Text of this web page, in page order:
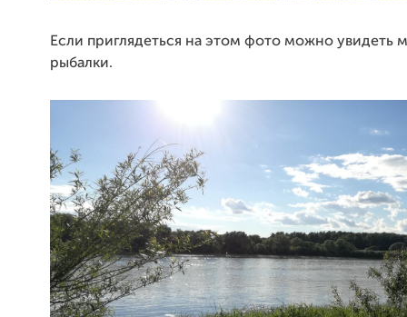
Если приглядеться на этом фото можно увидеть
рыбалки.